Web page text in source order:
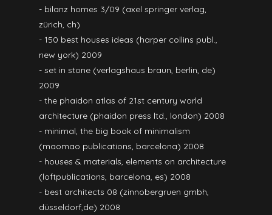
- bilanz homes 3/09 (axel springer verlag,
zürich, ch)
- 150 best houses ideas (harper collins publ.,
new york) 2009
- set in stone (verlagshaus braun, berlin, de)
2009
- the phaidon atlas of 21st century world
architecture (phaidon press ltd., london) 2008
- minimal, the big book of minimalism
(maomao publications, barcelona) 2008
- houses & materials, elements on architecture
(loftpublications, barcelona, es) 2008
- best architects 08 (zinnobergruen gmbh,
düsseldorf,de) 2008